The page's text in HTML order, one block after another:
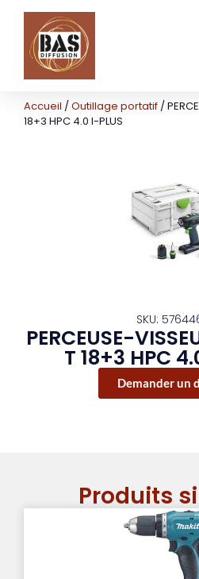
Accueil /Outillage portatif /
18+3 HPC 4.0 I-PLUS
SKU:
PERCEUSE-
T 18+3 HPC
Demander un
Produits